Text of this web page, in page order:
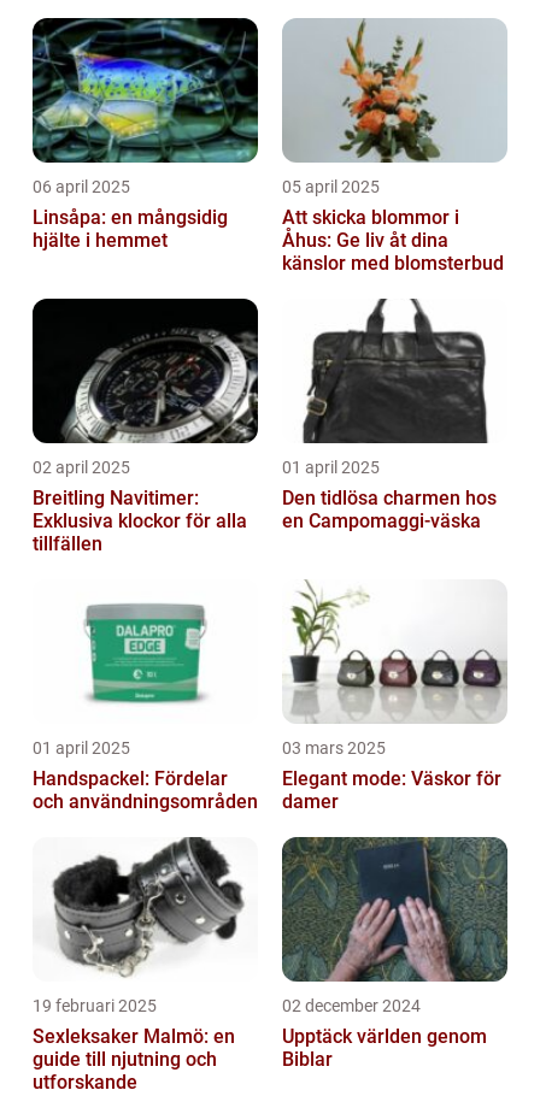
06 april 2025
Linsåpa: en mångsidig
hjälte i hemmet
05 april 2025
Att skicka blommor i
Åhus: Ge liv åt dina
känslor med blomsterbud
02 april 2025
Breitling Navitimer:
Exklusiva klockor för alla
tillfällen
01 april 2025
Den tidlösa charmen hos
en Campomaggi-väska
01 april 2025
Handspackel: Fördelar
och användningsområden
03 mars 2025
Elegant mode: Väskor för
damer
19 februari 2025
Sexleksaker Malmö: en
guide till njutning och
utforskande
02 december 2024
Upptäck världen genom
Biblar